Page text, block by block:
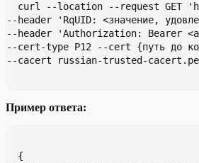
curl --location --request GET
--header 'RqUID: <значение,
--header 'Authorization: Bearer
--cert-type P12 --cert {путь до
--cacert russian-trusted-
Пример ответа:
{